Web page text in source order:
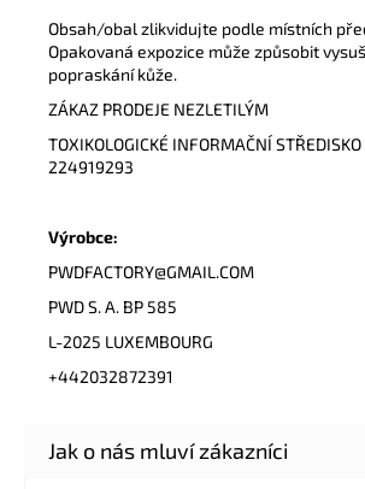
Obsah/obal zlikvidujte podle místních
Opakovaná expozice může způsobit
popraskání kůže.
ZÁKAZ PRODEJE NEZLETILÝM
TOXIKOLOGICKÉ INFORMAČNÍ
224919293
Výrobce:
PWDFACTORY@GMAIL.COM
PWD S. A. BP 585
L-2025 LUXEMBOURG
+442032872391